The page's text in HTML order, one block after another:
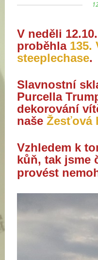
V neděli
proběhla 135.
steeplechase.
Slavnostní
Purcella
dekorování
naše Žesťová
Vzhledem k
kůň, tak jsme
provést